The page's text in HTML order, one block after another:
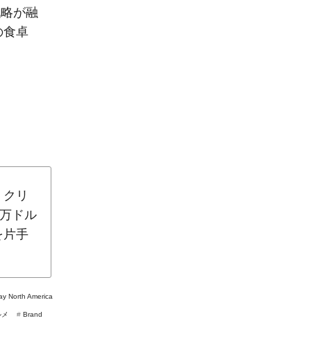
が融
食卓
リ
ドル
手
North America
# Brand